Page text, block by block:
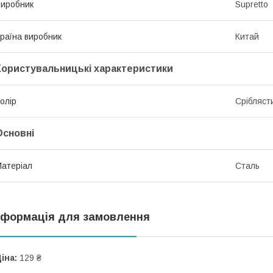
Supretto
виробник Китай
характеристики
Сталь
для замовлення
129 ₴